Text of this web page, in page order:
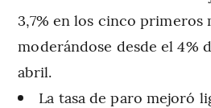
3,7% en los cinco primeros
moderándose desde el 4%
abril.
La tasa de paro mejoró